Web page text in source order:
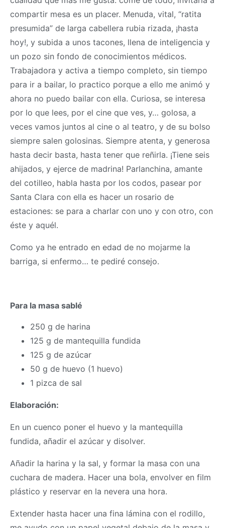
compartir mesa es un placer. Menuda, vital, “ratita
presumida” de larga cabellera rubia rizada, ¡hasta
hoy!, y subida a unos tacones, llena de inteligencia y
un pozo sin fondo de conocimientos médicos.
Trabajadora y activa a tiempo completo, sin tiempo
para ir a bailar, lo practico porque a ello me animó y
ahora no puedo bailar con ella. Curiosa, se interesa
por lo que lees, por el cine que ves, y… golosa, a
veces vamos juntos al cine o al teatro, y de su bolso
siempre salen golosinas. Siempre atenta, y generosa
hasta decir basta, hasta tener que reñirla. ¡Tiene seis
ahijados, y ejerce de madrina! Parlanchina, amante
del cotilleo, habla hasta por los codos, pasear por
Santa Clara con ella es hacer un rosario de
estaciones: se para a charlar con uno y con otro, con
éste y aquél.
Como ya he entrado en edad de no mojarme la
barriga, si enfermo… te pediré consejo.
Para la masa sablé
250 g de harina
125 g de mantequilla fundida
125 g de azúcar
50 g de huevo (1 huevo)
1 pizca de sal
Elaboración:
En un cuenco poner el huevo y la mantequilla
fundida, añadir el azúcar y disolver.
Añadir la harina y la sal, y formar la masa con una
cuchara de madera. Hacer una bola, envolver en film
plástico y reservar en la nevera una hora.
Extender hasta hacer una fina lámina con el rodillo,